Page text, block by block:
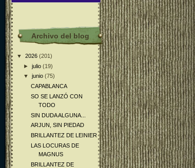
Archivo del blog
▼ 2026 (201)
►julio(19)
▼junio(75)
CAPABLANCA
SO SE LANZÓ CON
TODO
SIN DUDA ALGUNA...
ARJUN, SIN PIEDAD
BRILLANTEZ DE LEINIER
LAS LOCURAS DE
MAGNUS
BRILLANTEZ DE